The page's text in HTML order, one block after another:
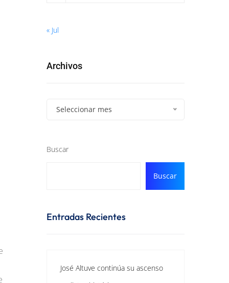
« Jul
Archivos
Seleccionar mes
Buscar
Buscar
Entradas Recientes
José Altuve continúa su ascenso